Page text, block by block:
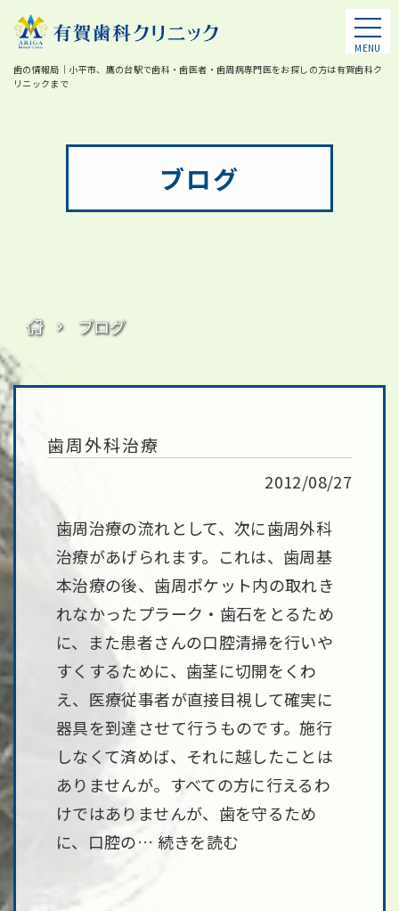
MENU
歯の情報局｜小平市、鷹の台駅で歯科・歯医者・歯周病専門医をお探しの方は有賀歯科ク
リニックまで
ブログ
ブログ
歯周外科治療
2012/08/27
歯周治療の流れとして、次に歯周外科
治療があげられます。これは、歯周基
本治療の後、歯周ポケット内の取れき
れなかったプラーク・歯石をとるため
に、また患者さんの口腔清掃を行いや
すくするために、歯茎に切開をくわ
え、医療従事者が直接目視して確実に
器具を到達させて行うものです。施行
しなくて済めば、それに越したことは
ありませんが。すべての方に行えるわ
けではありませんが、歯を守るため
に、口腔の… 続きを読む